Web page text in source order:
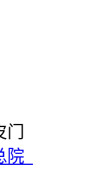
门
院